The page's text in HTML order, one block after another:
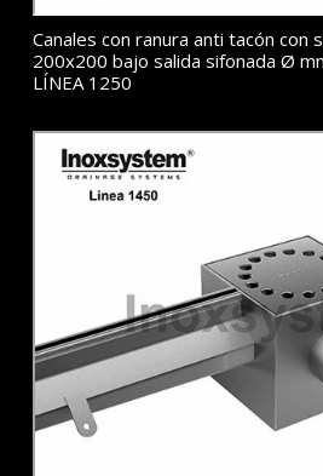
Canales con ranura anti tacón con
200x200 bajo salida sifonada Ø
LÍNEA 1250